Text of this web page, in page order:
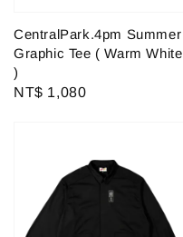
CentralPark.4pm Summer
Graphic Tee ( Warm White
)
Regular
NT$ 1,080